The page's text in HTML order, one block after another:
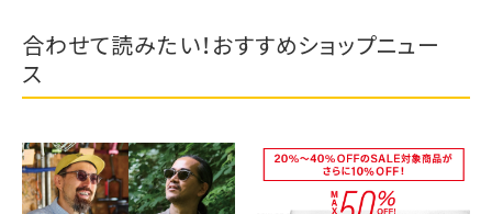
合わせて読みたい！おすすめショップニュー
ス